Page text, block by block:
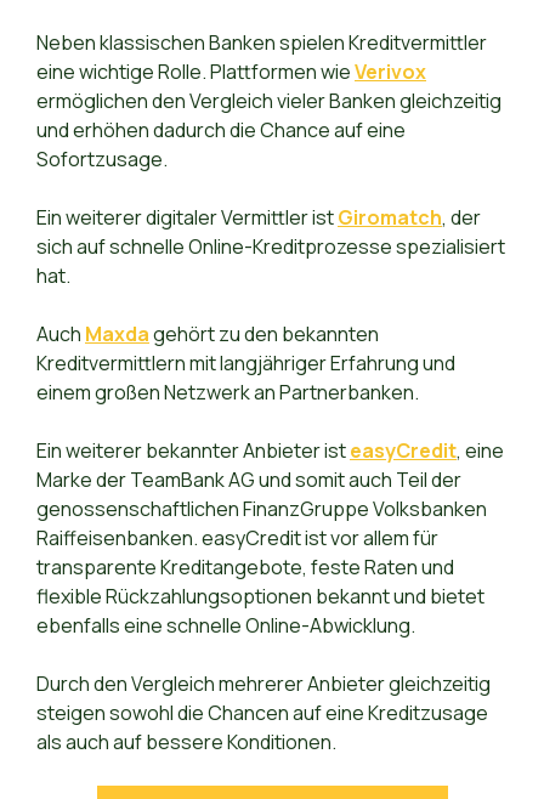
Neben klassischen Banken spielen Kreditvermittler
eine wichtige Rolle. Plattformen wieVerivox
ermöglichen den Vergleich vieler Banken gleichzeitig
und erhöhen dadurch die Chance auf eine
Sofortzusage.
Ein weiterer digitaler Vermittler istGiromatch, der
sich auf schnelle Online-Kreditprozesse spezialisiert
hat.
Auch Maxdagehört zu den bekannten
Kreditvermittlern mit langjähriger Erfahrung und
einem großen Netzwerk an Partnerbanken.
Ein weiterer bekannter Anbieter isteasyCredit, eine
Marke der TeamBank AG und somit auch Teil der
genossenschaftlichen FinanzGruppe Volksbanken
Raiffeisenbanken. easyCredit ist vor allem für
transparente Kreditangebote, feste Raten und
flexible Rückzahlungsoptionen bekannt und bietet
ebenfalls eine schnelle Online-Abwicklung.
Durch den Vergleich mehrerer Anbieter gleichzeitig
steigen sowohl die Chancen auf eine Kreditzusage
als auch auf bessere Konditionen.